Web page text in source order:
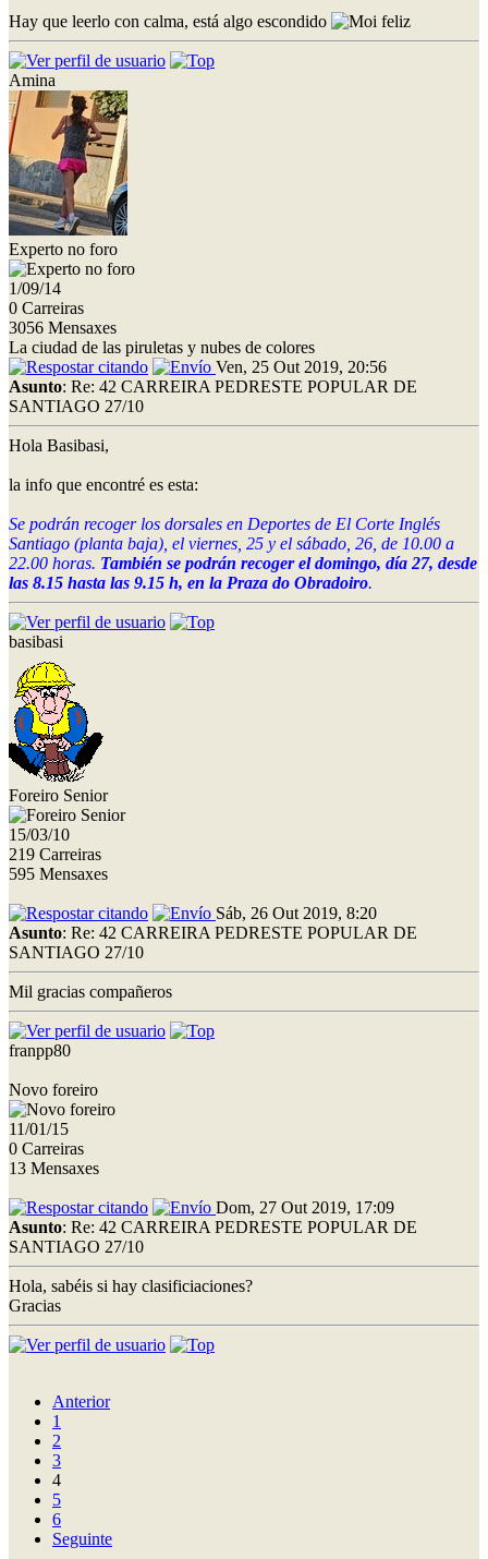
Hay que leerlo con calma, está algo escondido
Amina
Experto no foro
1/09/14
0 Carreiras
3056 Mensaxes
La ciudad de las piruletas y nubes de colores
Ven, 25 Out 2019, 20:56
Asunto: Re: 42 CARREIRA PEDRESTE POPULAR DE
SANTIAGO 27/10
Hola Basibasi,
la info que encontré es esta:
Se podrán recoger los dorsales en Deportes de El Corte Inglés
Santiago (planta baja), el viernes, 25 y el sábado, 26, de 10.00 a
22.00 horas. También se podrán recoger el domingo, día 27, desde
las 8.15 hasta las 9.15 h, en la Praza do Obradoiro.
basibasi
Foreiro Senior
15/03/10
219 Carreiras
595 Mensaxes
Sáb, 26 Out 2019, 8:20
Asunto: Re: 42 CARREIRA PEDRESTE POPULAR DE
SANTIAGO 27/10
Mil gracias compañeros
franpp80
Novo foreiro
11/01/15
0 Carreiras
13 Mensaxes
Dom, 27 Out 2019, 17:09
Asunto: Re: 42 CARREIRA PEDRESTE POPULAR DE
SANTIAGO 27/10
Hola, sabéis si hay clasificiaciones?
Gracias
Anterior
1
2
3
4
5
6
Seguinte